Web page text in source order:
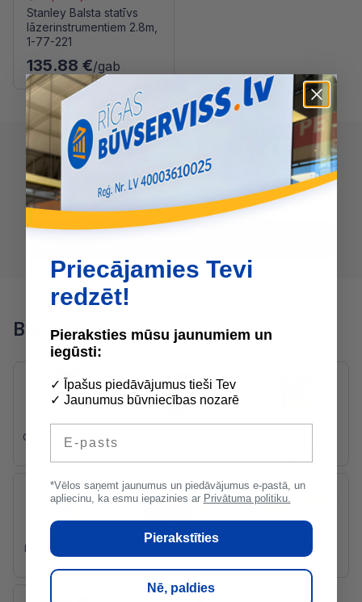
Stanley Balsta statīvs
lāzerinstrumentiem 2.8m,
1-77-221
135.88 €/gab
Radušies jautājumi par kādu no produktiem?
SAZINIES AR SANDIJS
28684205
sandijs@buvserviss.lv
Blakus kategorijas
Celtniecības lāzeri
Infrasarkano staru
Līmeņrāži
Priecājamies Tevi
redzēt!
Pieraksties mūsu jaunumiem un
iegūsti:
✓ Īpašus piedāvājumus tieši Tev
✓ Jaunumus būvniecības nozarē
*Vēlos saņemt jaunumus un piedāvājumus e-pastā, un
apliecinu, ka esmu iepazinies ar Privātuma politiku.
Pierakstīties
Nē, paldies